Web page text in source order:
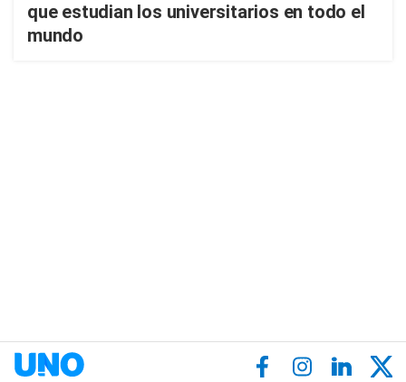
que estudian los universitarios en todo el
mundo